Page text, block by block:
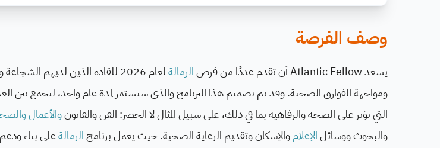
وصف الفرصة
يسعد Atlantic Fellow أن تقدم عددًا من فرص الزمالة
لعام 2026 للقادة الذين لديهم
ومواجهة الفوارق الصحية. وقد تم تصميم هذا البرنامج والذي سيستمر لمدة عام واحد، ليجمع بين
التي تؤثر على الصحة والرفاهية بما في ذلك، على سبيل المثال لا الحصر: الفن والقانونوالأعمال
والبحوث ووسائلالإعلاموالإسكان وتقديم الرعاية الصحية. حيث يعمل برنامجالزمالةعلى بناء